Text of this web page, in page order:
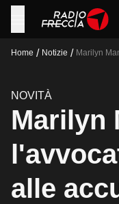
Home / Notizie / Marilyn
NOVITÀ
Marilyn
alle